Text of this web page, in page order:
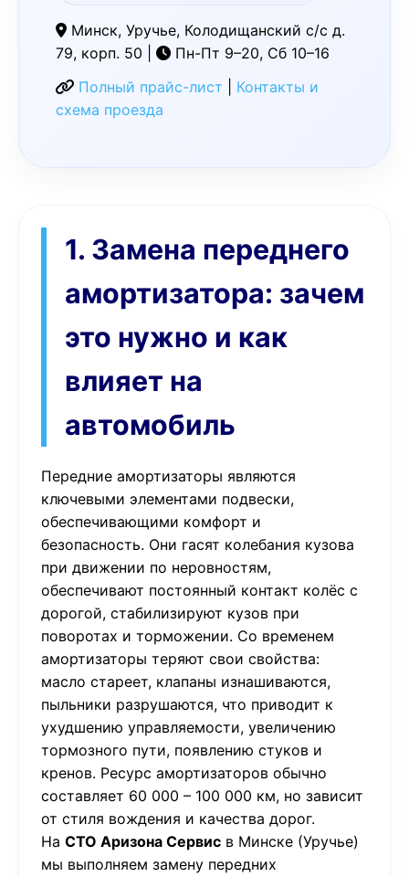
Минск, Уручье, Колодищанский с/с д.
79, корп. 50 |
Пн-Пт 9–20, Сб 10–16
Полный прайс-лист
Контакты и
схема проезда
1. Замена переднего
амортизатора: зачем
это нужно и как
влияет на
автомобиль
Передние амортизаторы являются
ключевыми элементами подвески,
обеспечивающими комфорт и
безопасность. Они гасят колебания кузова
при движении по неровностям,
обеспечивают постоянный контакт колёс с
дорогой, стабилизируют кузов при
поворотах и торможении. Со временем
амортизаторы теряют свои свойства:
масло стареет, клапаны изнашиваются,
пыльники разрушаются, что приводит к
ухудшению управляемости, увеличению
тормозного пути, появлению стуков и
кренов. Ресурс амортизаторов обычно
составляет 60 000 – 100 000 км, но зависит
от стиля вождения и качества дорог.
На СТО Аризона Сервис в Минске (Уручье)
мы выполняем замену передних